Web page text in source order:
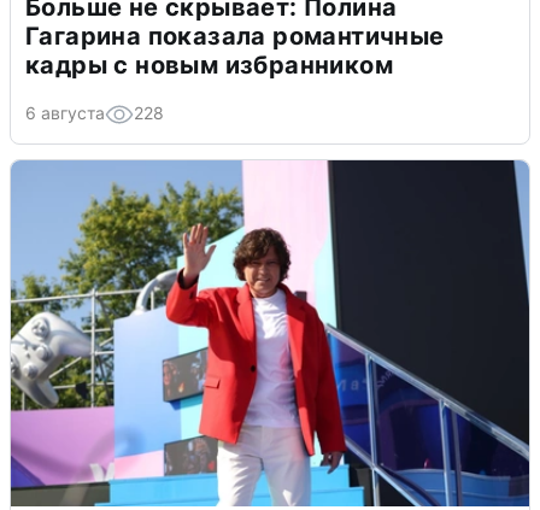
Больше не скрывает: Полина
Гагарина показала романтичные
кадры с новым избранником
6 августа 228